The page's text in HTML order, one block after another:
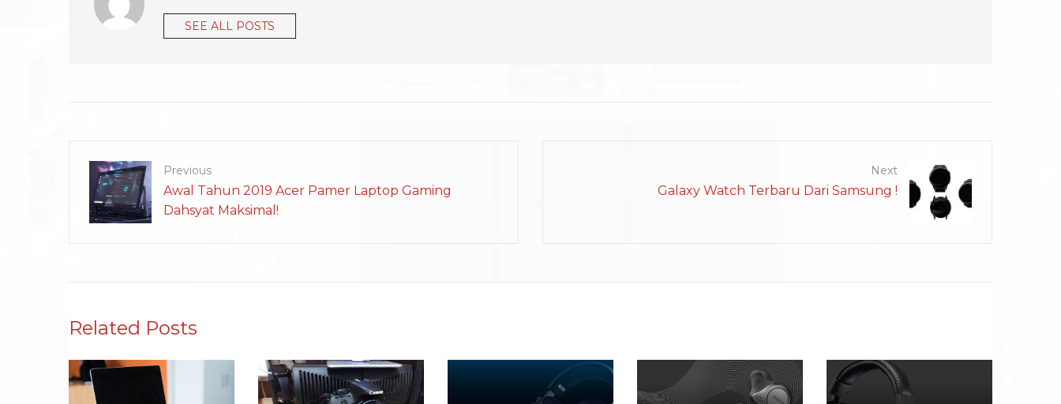
SEE ALL POSTS
Previous
Awal Tahun 2019 Acer Pamer Laptop Gaming
Dahsyat Maksimal!
Next
Galaxy Watch Terbaru Dari Samsung !
Related Posts